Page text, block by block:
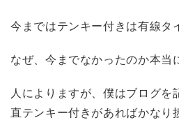
今まではテンキー付きは有線タ
なぜ、今までなかったのか本当
人によりますが、僕はブログを
直テンキー付きがあればかなり